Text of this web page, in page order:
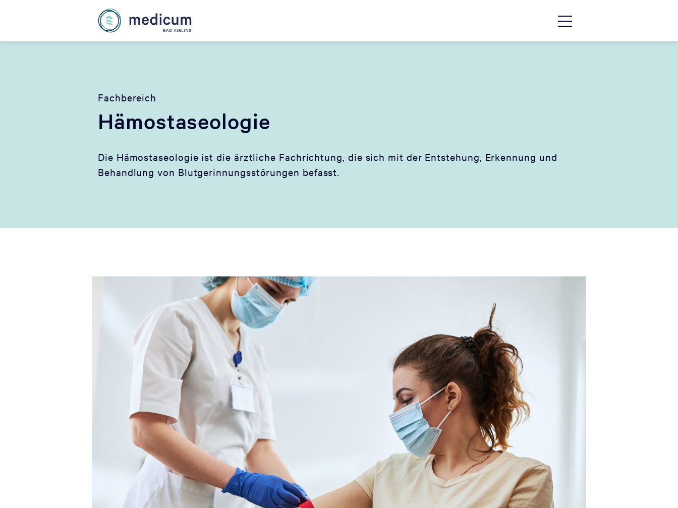
Fachbereich
Hämostaseologie
Die Hämostaseologie ist die ärztliche Fachrichtung, die sich mit der Entstehung, Erkennung und
Behandlung von Blutgerinnungsstörungen befasst.